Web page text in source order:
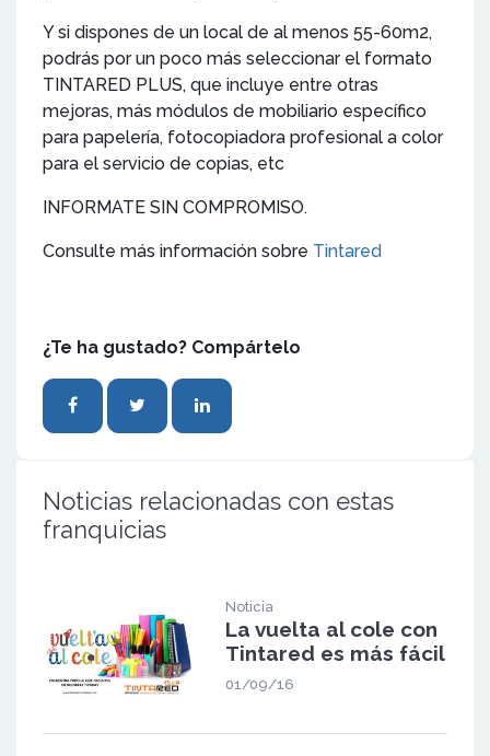
Y si dispones de un local de al menos 55-60m2,
podrás por un poco más seleccionar el formato
TINTARED PLUS, que incluye entre otras
mejoras, más módulos de mobiliario específico
para papelería, fotocopiadora profesional a color
para el servicio de copias, etc
INFORMATE SIN COMPROMISO.
Consulte más información sobre Tintared
¿Te ha gustado? Compártelo
Noticias relacionadas con estas
franquicias
Noticia
La vuelta al cole con
Tintared es más fácil
01/09/16